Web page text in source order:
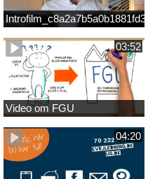
03:52
Video om FGU
04:20